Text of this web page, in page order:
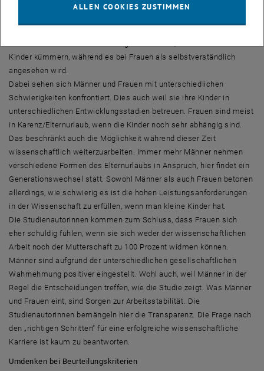
Untersucht wurden die organisatorischen Strukturen und Prozesse,
Kinder kümmern, während es bei Frauen als selbstverständlich
angesehen wird.
Dabei sehen sich Männer und Frauen mit unterschiedlichen
Schwierigkeiten konfrontiert. Dies auch weil sie ihre Kinder in
unterschiedlichen Entwicklungsstadien betreuen. Frauen sind meist
in Karenz/Elternurlaub, wenn die Kinder noch sehr abhängig sind.
Das beschränkt auch die Möglichkeit während dieser Zeit
wissenschaftlich weiterzuarbeiten. Immer mehr Männer nehmen
verschiedene Formen des Elternurlaubs in Anspruch, hier findet ein
Generationswechsel statt. Sowohl Männer als auch Frauen betonen
allerdings, wie schwierig es ist die hohen Leistungsanforderungen
in der Wissenschaft zu erfüllen, wenn man kleine Kinder hat.
Die Studienautorinnen kommen zum Schluss, dass Frauen sich
eher schuldig fühlen, wenn sie sich weder der wissenschaftlichen
Arbeit noch der Mutterschaft zu 100 Prozent widmen können.
Männer sind aufgrund der unterschiedlichen gesellschaftlichen
Wahrnehmung positiver eingestellt. Wohl auch, weil Männer in der
Regel die Entscheidungen treffen, wie die Studie zeigt. Was Männer
und Frauen eint, sind Sorgen zur Arbeitsstabilität. Die
Studienautorinnen bemängeln hier die Transparenz. Die Frage nach
den „richtigen Schritten“ für eine erfolgreiche wissenschaftliche
Karriere ist kaum zu beantworten.
Umdenken bei Beurteilungskriterien
ALLEN COOKIES ZUSTIMMEN